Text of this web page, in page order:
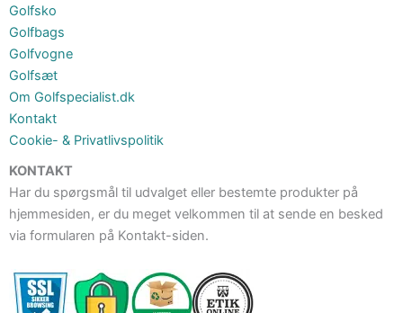
Golfsko
Golfbags
Golfvogne
Golfsæt
Om Golfspecialist.dk
Kontakt
Cookie- & Privatlivspolitik
KONTAKT
Har du spørgsmål til udvalget eller bestemte produkter på
hjemmesiden, er du meget velkommen til at sende en besked
via formularen på Kontakt-siden.